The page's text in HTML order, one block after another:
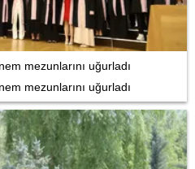
mezunlarını uğurladı
mezunlarını uğurladı